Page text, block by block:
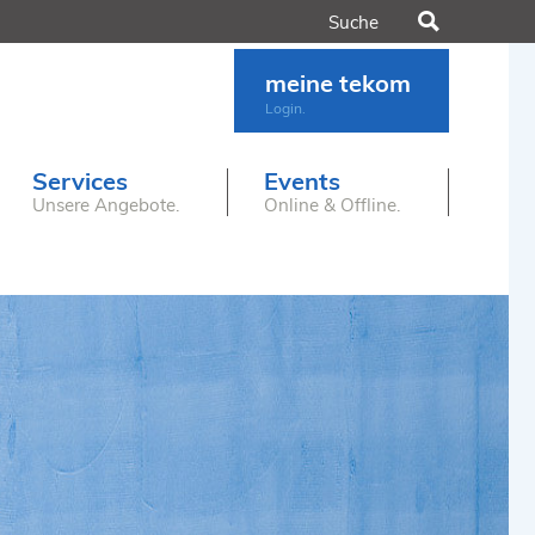
Services
Unsere Angebote.
Events
Online & Offline.
meine tekom
Login.